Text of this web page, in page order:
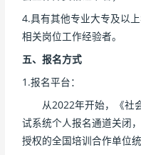
4.具有其他专业大专及以
相关岗位工作经验者。
五、报名方式
1.报名平台：
从2022年开始，《社会
试系统个人报名通道关闭
授权的全国培训合作单位